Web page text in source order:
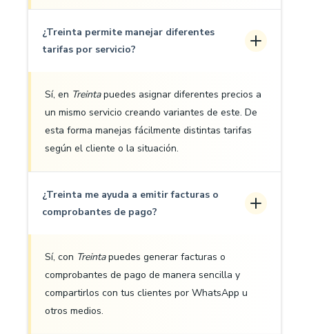
¿Treinta permite manejar diferentes
tarifas por servicio?
Sí, en Treintapuedes asignar diferentes precios a
un mismo servicio creando variantes de este. De
esta forma manejas fácilmente distintas tarifas
según el cliente o la situación.
¿Treinta me ayuda a emitir facturas o
comprobantes de pago?
Sí, con Treintapuedes generar facturas o
comprobantes de pago de manera sencilla y
compartirlos con tus clientes por WhatsApp u
otros medios.